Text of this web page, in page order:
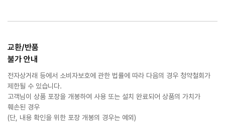
교환/반품
불가 안내
전자상거래 등에서 소비자보호에 관한 법률에 따라 다음의 경우 청약철회가
제한될 수 있습니다.
고객님이 상품 포장을 개봉하여 사용 또는 설치 완료되어 상품의 가치가
훼손된 경우
(단, 내용 확인을 위한 포장 개봉의 경우는 예외)